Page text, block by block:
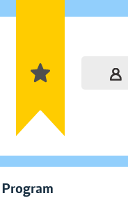
Program